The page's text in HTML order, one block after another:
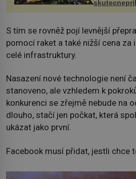
S tím se rovněž pojí levnější
pomocí raket a také nižší cena za
celé infrastruktury.
Nasazení nové technologie není
stanoveno, ale vzhledem k
konkurenci se zřejmě nebude na
dlouho, stačí jen počkat, která
ukázat jako první.
Facebook musí přidat, jestli chce